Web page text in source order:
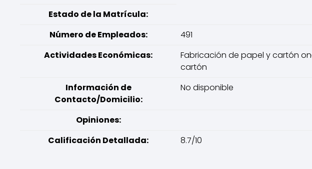
Estado de la Matrícula:
Número de Empleados:
491
Actividades Económicas:
Fabricación de papel y cartón
cartón
Información de
Contacto/Domicilio:
No disponible
Opiniones:
Calificación Detallada:
8.7/10